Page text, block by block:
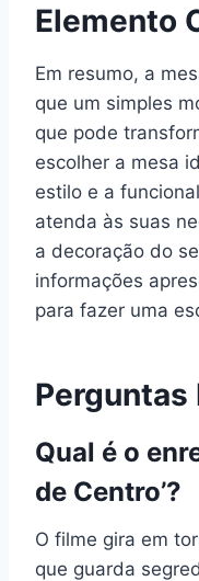
Elemento
Em resumo, a
que um simples
que pode
escolher a mesa
estilo e a
atenda às suas
a decoração do
informações
para fazer uma
Perguntas
Qual é o
de Centro’?
O filme gira em
que guarda